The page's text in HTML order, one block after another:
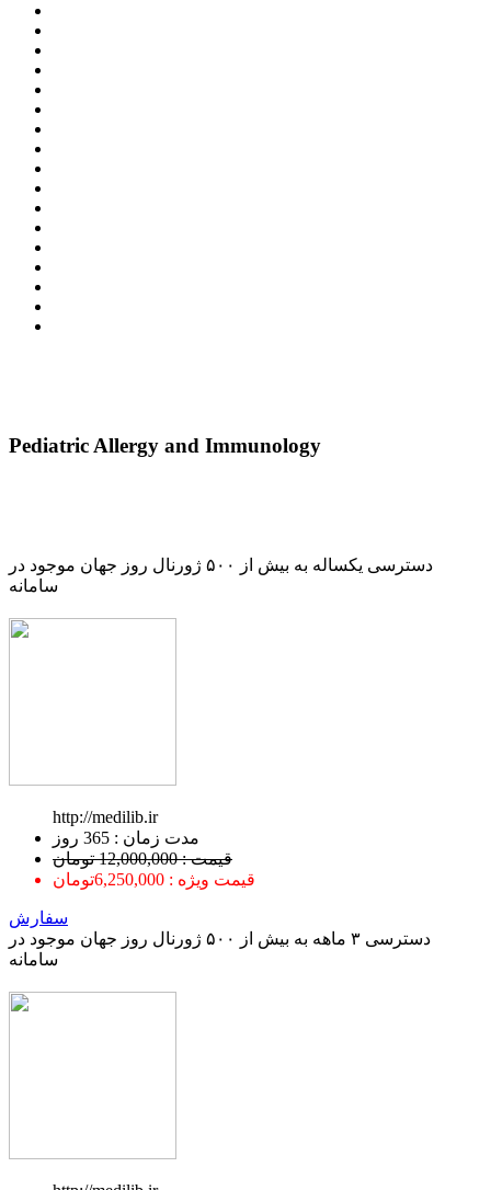
Pediatric Allergy and Immunology
دسترسی یکساله به بیش از ۵۰۰ ژورنال روز جهان موجود در
سامانه
http://medilib.ir
ﻣﺪﺕ ﺯﻣﺎﻥ : 365 ﺭﻭﺯ
قیمت : 12,000,000 تومان
قیمت ویژه : 6,250,000تومان
سفارش
دسترسی ۳ ماهه به بیش از ۵۰۰ ژورنال روز جهان موجود در
سامانه